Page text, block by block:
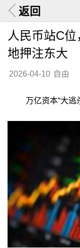
返回
人民币站C
地押注东大
2026-04-10 自由
万亿资本“大逃